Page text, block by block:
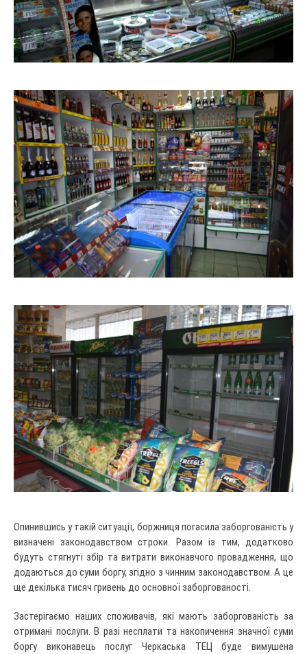
Опинившись у такій ситуації, боржниця погасила заборгованість у
визначені законодавством строки. Разом із тим, додатково
будуть стягнуті збір та витрати виконавчого провадження, що
додаються до суми боргу, згідно з чинним законодавством. А це
ще декілька тисяч гривень до основної заборгованості.
Застерігаємо наших споживачів, які мають заборгованість за
отримані послуги. В разі несплати та накопичення значної суми
боргу виконавець послуг Черкаська ТЕЦ буде вимушена